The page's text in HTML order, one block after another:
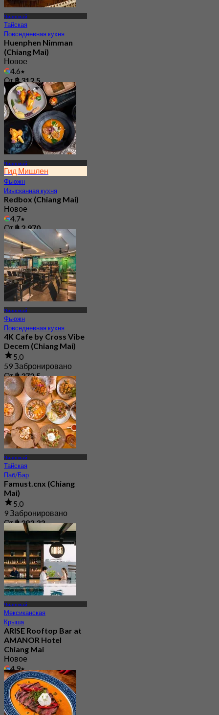
Чиангмай
Тайская
Повседневная кухня
Huenphen Nimman
(Chiang Mai)
Новое
4.6
От฿ 312.5
Чиангмай
Гид Мишлен
Фьюжн
Изысканная кухня
Redbox (Chiang Mai)
Новое
4.7
От฿ 2,970
Чиангмай
Фьюжн
Повседневная кухня
4K Cafe by Cross Vibe
Decem (Chiang Mai)
5.0
59 Забронировано
От฿ 372.5
Чиангмай
Тайская
Паб/Бар
Famust.cnx (Chiang
Mai)
5.0
9 Забронировано
От฿ 283.33
Чиангмай
Мексиканская
Крыша
ARISE Rooftop Bar at
AMANOR Hotel
Chiang Mai
Новое
4.9
От฿ 847.5